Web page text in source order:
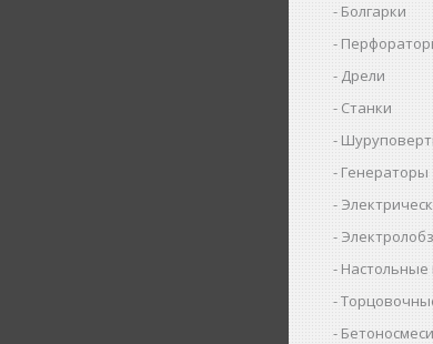
Болгарки
Дрели
Станки
Генераторы
Настольные